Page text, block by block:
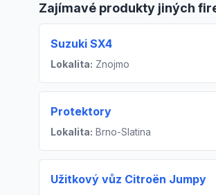
Zajímavé produkty jiných
Suzuki SX4
Lokalita: Znojmo
Protektory
Lokalita: Brno-Slatina
Užitkový vůz Citroën Jumpy